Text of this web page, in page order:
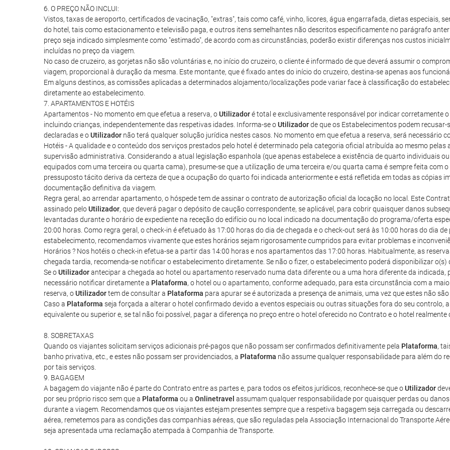
6. O PREÇO NÃO INCLUI:
Vistos, taxas de aeroporto, certificados de vacinação, "extras", tais como café, vinho, licores, água engarrafada, dietas especiais,
do hotel, tais como estacionamento e televisão paga, e outros itens semelhantes não descritos especificamente no parágrafo
preço seja indicado simplesmente como "estimado", de acordo com as circunstâncias, poderão existir diferenças nos custos
incluídas no preço da viagem.
No caso de cruzeiro, as gorjetas não são voluntárias e, no início do cruzeiro, o cliente é informado de que deverá assumir o
viagem, proporcional à duração da mesma. Este montante, que é fixado antes do início do cruzeiro, destina-se apenas aos
Em alguns destinos, as comissões aplicadas a determinados alojamento/localizações pode variar face à classificação do
diretamente ao estabelecimento.
7. APARTAMENTOS E HOTÉIS
Apartamentos - No momento em que efetua a reserva, oUtilizadoré total e exclusivamente responsável por indicar corretamente
incluindo crianças, independentemente das respetivas idades. Informa-se oUtilizadorde que os Estabelecimentos podem
declaradas e oUtilizador não terá qualquer solução jurídica nestes casos. No momento em que efetua a reserva, será necessário
Hotéis - A qualidade e o conteúdo dos serviços prestados pelo hotel é determinado pela categoria oficial atribuída ao mesmo
supervisão administrativa. Considerando a atual legislação espanhola (que apenas estabelece a existência de quarto individuais
equipados com uma terceira ou quarta cama), presume-se que a utilização de uma terceira e/ou quarta cama é sempre feita com
pressuposto tácito deriva da certeza de que a ocupação do quarto foi indicada anteriormente e está refletida em todas as cópias
documentação definitiva da viagem.
Regra geral, ao arrendar apartamento, o hóspede tem de assinar o contrato de autorização oficial da locação no local. Este
assinado peloUtilizador, que deverá pagar o depósito de caução correspondente, se aplicável, para cobrir quaisquer danos
levantadas durante o horário de expediente na receção do edifício ou no local indicado na documentação do programa/oferta
20:00 horas. Como regra geral, o check-in é efetuado às 17:00 horas do dia de chegada e o check-out será às 10:00 horas do dia
estabelecimento, recomendamos vivamente que estes horários sejam rigorosamente cumpridos para evitar problemas e
Horários ? Nos hotéis o check-in efetua-se a partir das 14:00 horas e nos apartamentos das 17:00 horas. Habitualmente, as
chegada tardia, recomenda-se notificar o estabelecimento diretamente. Se não o fizer, o estabelecimento poderá disponibilizar
Se oUtilizadorantecipar a chegada ao hotel ou apartamento reservado numa data diferente ou a uma hora diferente da
necessário notificar diretamente a Plataforma, o hotel ou o apartamento, conforme adequado, para esta circunstância com a
reserva, oUtilizadortem de consultar a Plataforma para apurar se é autorizada a presença de animais, uma vez que estes não
Caso a Plataforma seja forçada a alterar o hotel confirmado devido a eventos especiais ou outras situações fora do seu controlo,
equivalente ou superior e, se tal não foi possível, pagar a diferença no preço entre o hotel oferecido no Contrato e o hotel realmente
8. SOBRETAXAS
Quando os viajantes solicitam serviços adicionais pré-pagos que não possam ser confirmados definitivamente pela Plataforma,
banho privativa, etc., e estes não possam ser providenciados, a Plataforma não assume qualquer responsabilidade para além do
por tais serviços.
9. BAGAGEM
A bagagem do viajante não é parte do Contrato entre as partes e, para todos os efeitos jurídicos, reconhece-se que oUtilizador
por seu próprio risco sem que a Plataforma ou a Onlinetravel assumam qualquer responsabilidade por quaisquer perdas ou
durante a viagem. Recomendamos que os viajantes estejam presentes sempre que a respetiva bagagem seja carregada ou
aérea, remetemos para as condições das companhias aéreas, que são reguladas pela Associação Internacional do Transporte
seja apresentada uma reclamação atempada à Companhia de Transporte.